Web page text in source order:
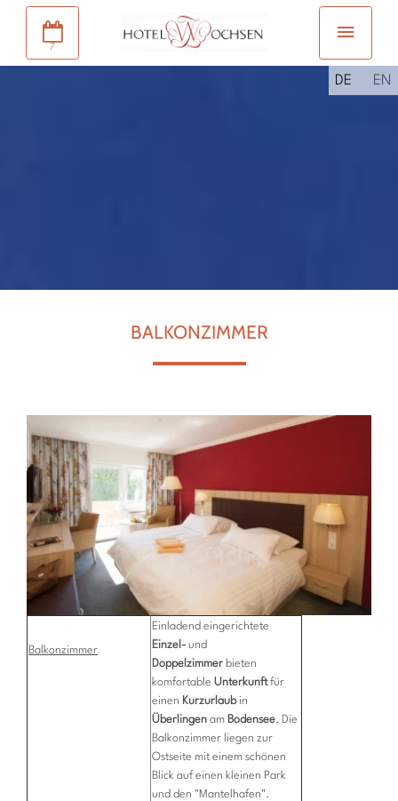
7
DE EN
BALKONZIMMER
Balkonzimmer
Einladend eingerichtete
Einzel- und
Doppelzimmer bieten
komfortable Unterkunftfür
einen Kurzurlaub in
Überlingen am Bodensee. Die
Balkonzimmer liegen zur
Ostseite mit einem schönen
Blick auf einen kleinen Park
und den "Mantelhafen".